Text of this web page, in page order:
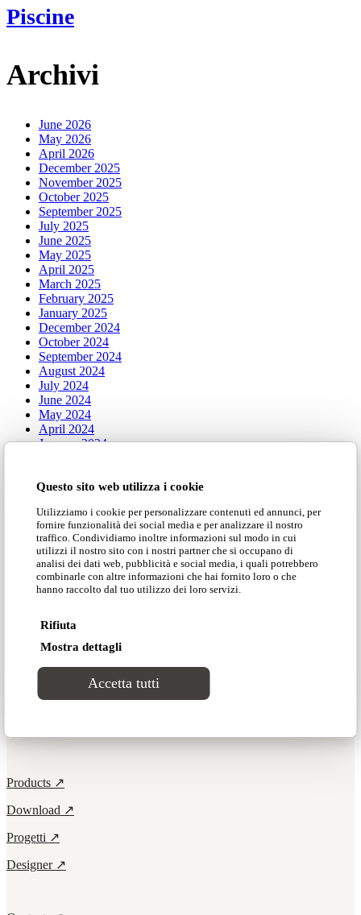
Questo sito web utilizza i cookie
Utilizziamo i cookie per personalizzare contenuti ed annunci, per
fornire funzionalità dei social media e per analizzare il nostro
traffico. Condividiamo inoltre informazioni sul modo in cui
utilizzi il nostro sito con i nostri partner che si occupano di
analisi dei dati web, pubblicità e social media, i quali potrebbero
combinarle con altre informazioni che hai fornito loro o che
hanno raccolto dal tuo utilizzo dei loro servizi.
Rifiuta
Mostra dettagli
Accetta tutti
Piscine
Piscine
Archivi
June 2026
May 2026
April 2026
December 2025
November 2025
October 2025
September 2025
July 2025
June 2025
May 2025
April 2025
March 2025
February 2025
January 2025
December 2024
October 2024
September 2024
August 2024
July 2024
June 2024
May 2024
April 2024
January 2024
Categorie
Adrenalina Meets
Press
Tales of Design
Iconic
Seating
Products ↗
Download ↗
Progetti ↗
Designer ↗